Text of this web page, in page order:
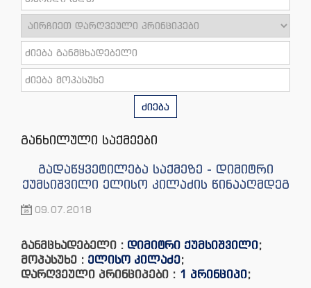
ძიება
განხილული საქმეები
გადაწყვეტილება საქმეზე - დიმიტრი
ქუმსიშვილი ელისო კილაძის წინააღმდეგ
09.07.2018
განმცხადებელი : დიმიტრი ქუმსიშვილი;
მოპასუხე : ელისო კილაძე;
დარღვეული პრინციპები : 1 პრინციპი;